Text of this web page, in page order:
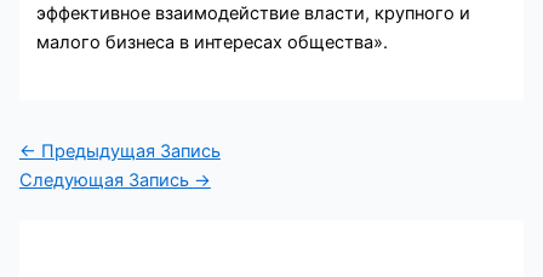
эффективное взаимодействие власти, крупного и
малого бизнеса в интересах общества».
← Предыдущая Запись
Следующая Запись →